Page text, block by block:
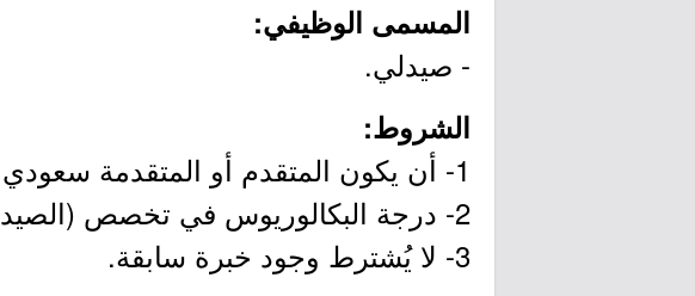
المسمى الوظيفي:
- صيدلي.
الشروط:
1- أن يكون المتقدم أو المتقدمة سعودي الجنسية.
2- درجة البكالوريوس في تخصص (الصيدلة).
3- لا يُشترط وجود خبرة سابقة.